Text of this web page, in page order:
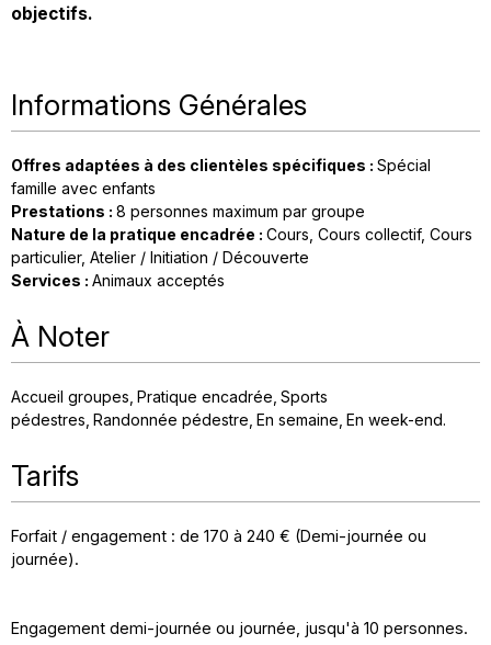
objectifs.
Informations Générales
Offres adaptées à des clientèles spécifiques : Spécial
famille avec enfants
Prestations : 8 personnes maximum par groupe
Nature de la pratique encadrée : Cours Cours collectif Cours
particulier Atelier / Initiation / Découverte
Services : Animaux acceptés
À Noter
Accueil groupes Pratique encadrée Sports
pédestres Randonnée pédestre En semaine En week-end
Tarifs
Forfait / engagement : de 170 à 240 € (Demi-journée ou
journée).
Engagement demi-journée ou journée, jusqu'à 10 personnes.